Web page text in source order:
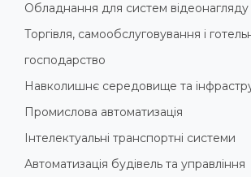
Обладнання для систем відеонагляду
Торгівля, самообслуговування і
господарство
Навколишнє середовище та
Промислова автоматизація
Інтелектуальні транспортні системи
Автоматизація будівель та управління